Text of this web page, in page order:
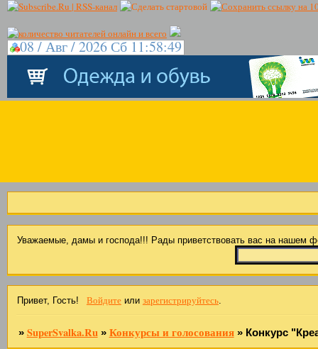
08 / Авг / 2026 Сб 11:58:50
Уважаемые, дамы и господа!!! Рады приветствовать вас на
Привет, Гость! Войдитеили зарегистрируйтесь.
» SuperSvalka.Ru » Конкурсы и голосования » Конкурс